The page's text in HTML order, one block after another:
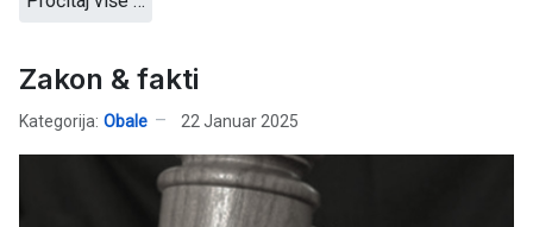
Zakon & fakti
Kategorija: Obale 22 Januar 2025